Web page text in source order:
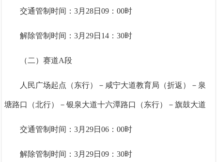
交通管制时间：3月28日09：00时
解除管制时间：3月29日14：30时
（二）赛道A段
人民广场起点（东行）－咸宁大道教育局（折返）－泉
塘路口（北行）－银泉大道十六潭路口（东行）－旗鼓大道
交通管制时间：3月29日06：00时
解除管制时间：3月29日09：30时